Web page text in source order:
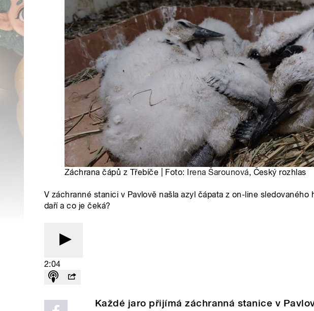
Záchrana čápů z Třebíče | Foto: Irena Šarounová, Český rozhlas
V záchranné stanici v Pavlově našla azyl čápata z on-line sledovaného
daří a co je čeká?
2:04
Každé jaro přijímá záchranná stanice v